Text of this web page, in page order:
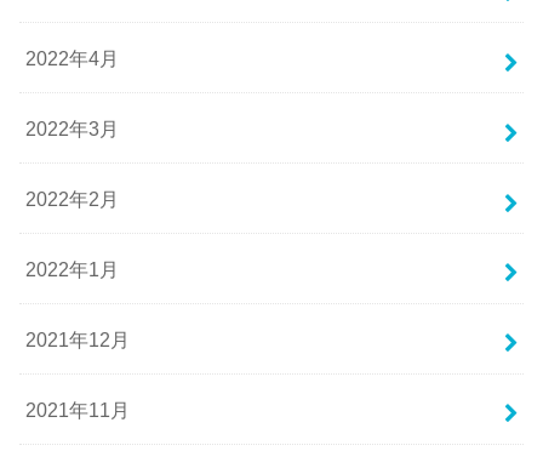
2022年4月
2022年3月
2022年2月
2022年1月
2021年12月
2021年11月